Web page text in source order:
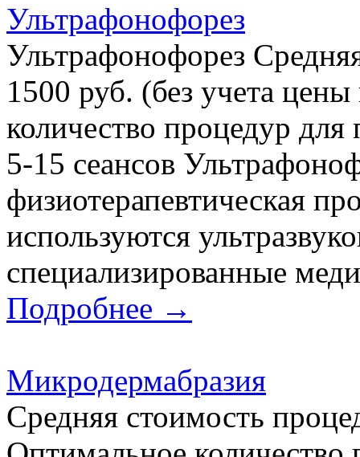
Ультрафонофорез
Ультрафонофорез
1500 руб. (без учета
количество процедур
5-15 сеансов
физиотерапевтическая
используются
специализированные
Подробнее →
Микродермабразия
Средняя стоимость